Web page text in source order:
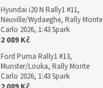
Hyundai i20 N Rally1 #11,
Neuville/Wydaeghe, Rally Monte
Carlo 2026, 1:43 Spark
2 089 Kč
Ford Puma Rally1 #13,
Munster/Louka, Rally Monte
Carlo 2026, 1:43 Spark